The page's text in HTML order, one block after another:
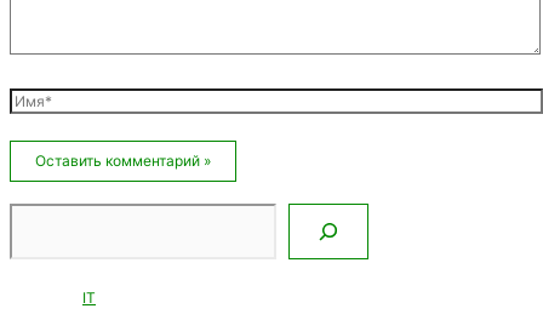
Имя*
IT